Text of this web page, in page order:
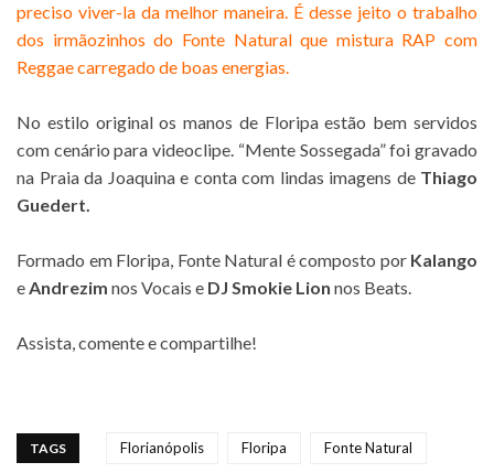
preciso viver-la da melhor maneira. É desse jeito o trabalho
dos irmãozinhos do Fonte Natural que mistura RAP com
Reggae carregado de boas energias.
No estilo original os manos de Floripa estão bem servidos
com cenário para videoclipe. “Mente Sossegada” foi gravado
na Praia da Joaquina e conta com lindas imagens de Thiago
Guedert.
Formado em Floripa, Fonte Natural é composto por Kalango
eAndrezim nos Vocais e DJ Smokie Lion nos Beats.
Assista, comente e compartilhe!
TAGS Florianópolis Floripa Fonte Natural